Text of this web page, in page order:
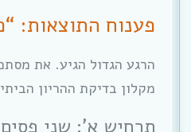
פענוח התוצאות:
הרגע הגדול הגיע. את
מקלון בדיקת ההריון
תרחיש א’: שני